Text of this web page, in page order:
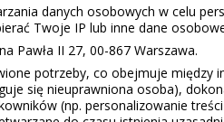
“Chłoń wszystko,
wykonaj zadanie i
Coraz trudniej się
wewnętrznego.
danych osobowych w celu
Twoje IP lub inne dane
Pawła II 27, 00-867 Warszawa.
potrzeby, co obejmuje między
się nieuprawniona osoba),
(np. personalizowanie